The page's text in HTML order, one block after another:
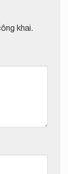
khai.